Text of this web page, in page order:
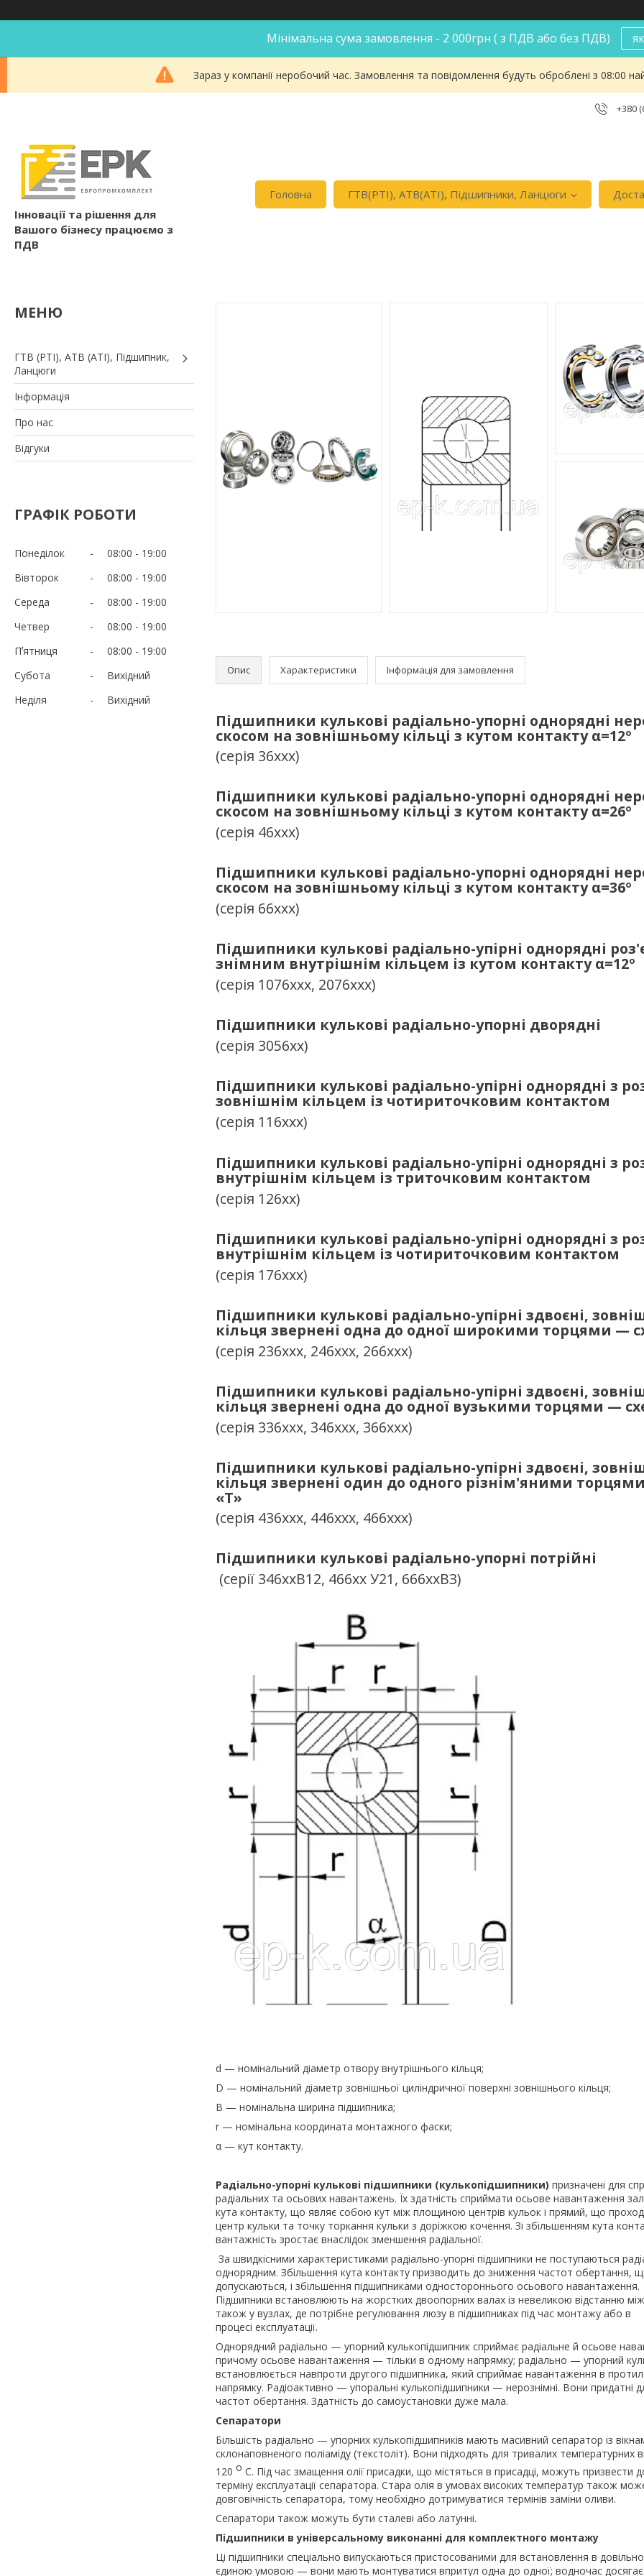
Мінімальна сума замовлення - 2 000грн ( з ПДВ або без ПДВ)
Зараз у компанії неробочий час. Замовлення та повідомлення будуть оброблені з 08:00
+380
Інновації та рішення для
Вашого бізнесу працюємо з
ПДВ
Головна ГТВ(РТI), АТВ(АТI), Пiдшипники, Ланцюги
ГТВ (РТI), АТВ (АТI), Пiдшипник,
Ланцюги
Iнформація
Про нас
Вiдгуки
ГРАФІК РОБОТИ
Понеділок 08:00
19:00
Вівторок
08:00
19:00
Середа
08:00
19:00
Четвер
08:00
19:00
Пʼятниця
08:00
19:00
Субота
Вихідний
Неділя
Вихідний
Опис Характеристики Інформація для замовлення
Підшипники кулькові радіально-упорні однорядні
скосом на зовнішньому кільці з кутом контактуα=12º
(серія 36ххх)
Підшипники кулькові радіально-упорні однорядні
скосом на зовнішньому кільці з кутом контактуα=26º
(серія 46ххх)
Підшипники кулькові радіально-упорні однорядні
скосом на зовнішньому кільці з кутом контактуα=36º
(серія 66ххх)
Підшипники кулькові радіально-упірні однорядні
знімним внутрішнім кільцем із кутом контактуα=12º
(серія 1076ххх, 2076ххх)
Підшипники кулькові радіально-упорні дворядні
(серія 3056хх)
Підшипники кулькові радіально-упірні однорядні з
зовнішнім кільцем із чотириточковим контактом
(серія 116ххх)
Підшипники кулькові радіально-упірні однорядні з
внутрішнім кільцем із триточковим контактом
(серія 126хх)
Підшипники кулькові радіально-упірні однорядні з
внутрішнім кільцем із чотириточковим контактом
(серія 176ххх)
Підшипники кулькові радіально-упірні здвоєні,
кільця звернені одна до одної широкими торцями —
(серія 236ххх, 246ххх, 266ххх)
Підшипники кулькові радіально-упірні здвоєні,
кільця звернені одна до одної вузькими торцями —
(серія 336ххх, 346ххх, 366ххх)
Підшипники кулькові радіально-упірні здвоєні,
кільця звернені один до одного різнім'яними
«T»
(серія 436ххх, 446ххх, 466ххх)
Підшипники кулькові радіально-упорні потрійні
(серії 346ххВ12, 466хх У21, 666ххВЗ)
d — номінальний діаметр отвору внутрішнього кільця;
D — номінальний діаметр зовнішньої циліндричної поверхні зовнішнього кільця;
B — номінальна ширина підшипника;
r — номінальна координата монтажного фаски;
α — кут контакту.
Радіально-упорні кулькові підшипники (кулькопідшипники) призначені для
радіальних та осьових навантажень. Їх здатність сприймати осьове навантаження
кута контакту, що являє собою кут між площиною центрів кульок і прямий, що
центр кульки та точку торкання кульки з доріжкою кочення. Зі збільшенням кута
вантажність зростає внаслідок зменшення радіальної.
За швидкісними характеристиками радіально-упорні підшипники не поступаються
однорядним. Збільшення кута контакту призводить до зниження частот обертання,
допускаються, і збільшення підшипниками одностороннього осьового навантаження.
Підшипники встановлюють на жорстких двоопорних валах із невеликою відстанню
також у вузлах, де потрібне регулювання люзу в підшипниках під час монтажу або в
процесі експлуатації.
Однорядний радіально — упорний кулькопідшипник сприймає радіальне й осьове
причому осьове навантаження — тільки в одному напрямку; радіально — упорний
встановлюється навпроти другого підшипника, який сприймає навантаження в
напрямку. Радіоактивно — упоральні кулькопідшипники — нерознімні. Вони придатні
частот обертання. Здатність до самоустановки дуже мала.
Сепаратори
Більшість радіально — упорних кулькопідшипників мають масивний сепаратор із
склонаповненого поліаміду (текстоліт). Вони підходять для тривалих температурних
120 о С. Під час змащення олії присадки, що містяться в присадці, можуть призвести
терміну експлуатації сепаратора. Стара олія в умовах високих температур також
довговічність сепаратора, тому необхідно дотримуватися термінів заміни оливи.
Сепаратори також можуть бути сталеві або латунні.
Підшипники в універсальному виконанні для комплектного монтажу
Ці підшипники спеціально випускаються пристосованими для встановлення в
єдиною умовою — вони мають монтуватися впритул одна до одної; водночас